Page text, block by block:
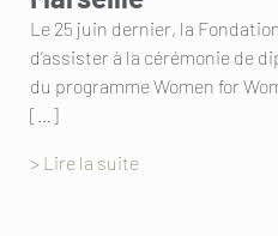
Le 25 juin dernier, la
d’assister à la cérémonie de
du programme Women for
[…]
> Lire la suite